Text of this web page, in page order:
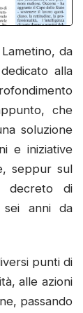
da
alla
che
soluzione
e iniziative
seppur sul
decreto di
sei anni da
punti di
alle azioni
passando